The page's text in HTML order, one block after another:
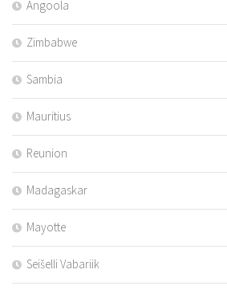
Angoola
Zimbabwe
Sambia
Mauritius
Reunion
Madagaskar
Mayotte
Seišelli Vabariik